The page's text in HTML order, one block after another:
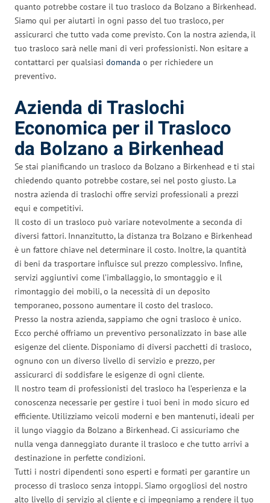
quanto potrebbe costare il tuo trasloco da Bolzano a Birkenhead.
Siamo qui per aiutarti in ogni passo del tuo trasloco, per
assicurarci che tutto vada come previsto. Con la nostra azienda, il
tuo trasloco sarà nelle mani di veri professionisti. Non esitare a
contattarci per qualsiasi domanda o per richiedere un
preventivo.
Azienda di Traslochi
Economica per il Trasloco
da Bolzano a Birkenhead
Se stai pianificando un trasloco da Bolzano a Birkenhead e ti stai
chiedendo quanto potrebbe costare, sei nel posto giusto. La
nostra azienda di traslochi offre servizi professionali a prezzi
equi e competitivi.
Il costo di un trasloco può variare notevolmente a seconda di
diversi fattori. Innanzitutto, la distanza tra Bolzano e Birkenhead
è un fattore chiave nel determinare il costo. Inoltre, la quantità
di beni da trasportare influisce sul prezzo complessivo. Infine,
servizi aggiuntivi come l’imballaggio, lo smontaggio e il
rimontaggio dei mobili, o la necessità di un deposito
temporaneo, possono aumentare il costo del trasloco.
Presso la nostra azienda, sappiamo che ogni trasloco è unico.
Ecco perché offriamo un preventivo personalizzato in base alle
esigenze del cliente. Disponiamo di diversi pacchetti di trasloco,
ognuno con un diverso livello di servizio e prezzo, per
assicurarci di soddisfare le esigenze di ogni cliente.
Il nostro team di professionisti del trasloco ha l’esperienza e la
conoscenza necessarie per gestire i tuoi beni in modo sicuro ed
efficiente. Utilizziamo veicoli moderni e ben mantenuti, ideali per
il lungo viaggio da Bolzano a Birkenhead. Ci assicuriamo che
nulla venga danneggiato durante il trasloco e che tutto arrivi a
destinazione in perfette condizioni.
Tutti i nostri dipendenti sono esperti e formati per garantire un
processo di trasloco senza intoppi. Siamo orgogliosi del nostro
alto livello di servizio al cliente e ci impegniamo a rendere il tuo